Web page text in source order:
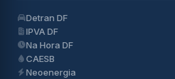
Detran DF
IPVA DF
Na Hora DF
CAESB
Neoenergia